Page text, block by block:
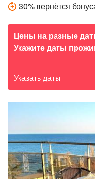
30% вернётся
Цены на разные
Укажите даты
Указать даты